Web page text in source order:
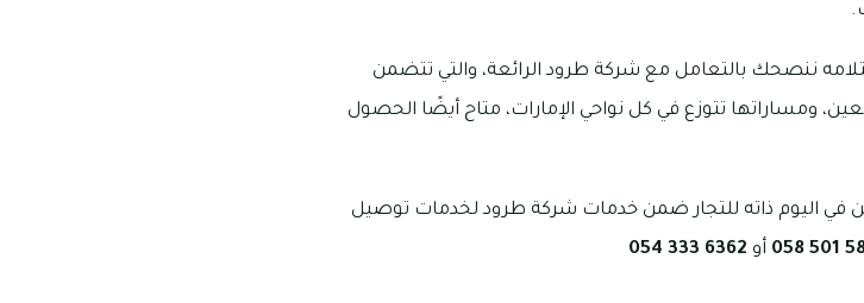
ننصحك بالتعامل مع شركة طرود الرائعة، والتي تتضمن
ومساراتها تتوزع في كل نواحي الإمارات، متاح أيضًا الحصول
في اليوم ذاته للتجار ضمن خدمات شركة طرود لخدمات توصيل
5824 أو 6362 333 054